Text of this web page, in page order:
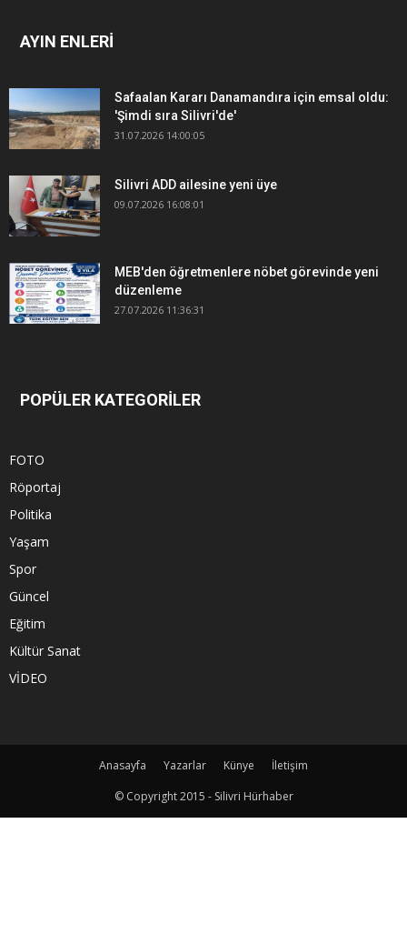
AYIN ENLERİ
Safaalan Kararı Danamandıra için emsal oldu:
'Şimdi sıra Silivri'de'
31.07.2026 14:00:05
Silivri ADD ailesine yeni üye
09.07.2026 16:08:01
MEB'den öğretmenlere nöbet görevinde yeni
düzenleme
27.07.2026 11:36:31
POPÜLER KATEGORİLER
FOTO
Röportaj
Politika
Yaşam
Spor
Güncel
Eğitim
Kültür Sanat
VİDEO
Anasayfa Yazarlar Künye
İletişim
© Copyright 2015 - Silivri Hürhaber